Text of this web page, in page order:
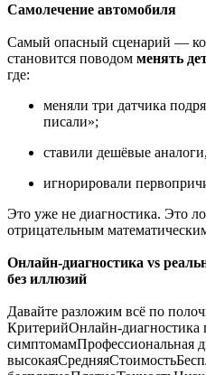
Самолечение автомобиля
Самый опасный сценарий —
становится поводом менять
где:
меняли три датчика
писали»;
ставили дешёвые
игнорировали
Это уже не диагностика. Это
отрицательным
Онлайн-диагностика vs
без иллюзий
Давайте разложим всё по
КритерийОнлайн-диагностика
симптомамПрофессиональная